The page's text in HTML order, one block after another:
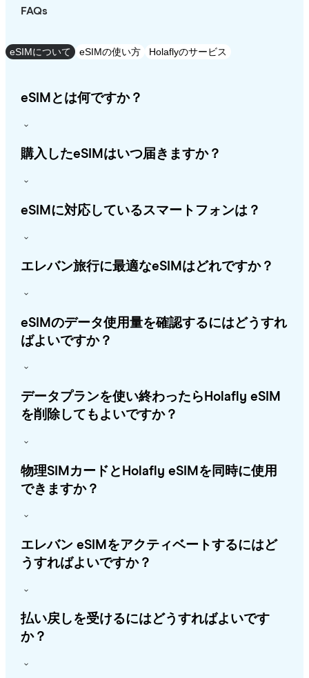
FAQs
eSIMについて eSIMの使い方 Holaflyのサービス
eSIMとは何ですか？
購入したeSIMはいつ届きますか？
eSIMに対応しているスマートフォンは？
エレバン旅行に最適なeSIMはどれですか？
eSIMのデータ使用量を確認するにはどうすれ
ばよいですか？
データプランを使い終わったらHolafly eSIM
を削除してもよいですか？
物理SIMカードとHolafly eSIMを同時に使用
できますか？
エレバン eSIMをアクティベートするにはど
うすればよいですか？
払い戻しを受けるにはどうすればよいです
か？